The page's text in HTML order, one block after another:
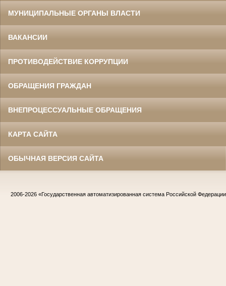
МУНИЦИПАЛЬНЫЕ ОРГАНЫ ВЛАСТИ
ВАКАНСИИ
ПРОТИВОДЕЙСТВИЕ КОРРУПЦИИ
ОБРАЩЕНИЯ ГРАЖДАН
ВНЕПРОЦЕССУАЛЬНЫЕ ОБРАЩЕНИЯ
КАРТА САЙТА
ОБЫЧНАЯ ВЕРСИЯ САЙТА
2006-2026 «Государственная автоматизированная система Российской